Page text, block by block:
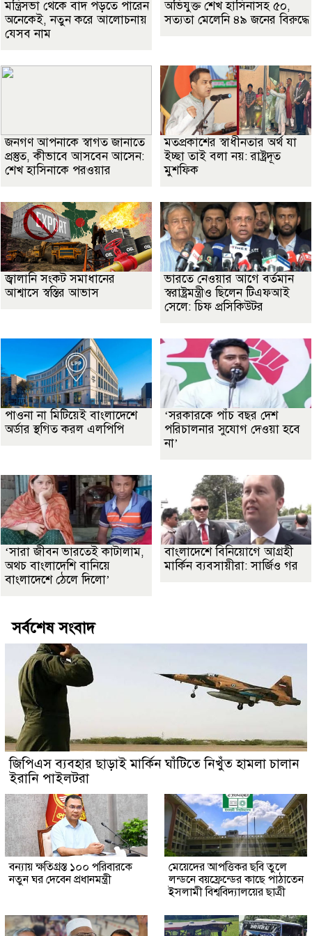
মন্ত্রিসভা থেকে বাদ পড়তে পারেন
অনেকেই, নতুন করে আলোচনায়
যেসব নাম
অভিযুক্ত শেখ হাসিনাসহ ৫০,
সত্যতা মেলেনি ৪৯ জনের বিরুদ্ধে
জনগণ আপনাকে স্বাগত জানাতে
প্রস্তুত, কীভাবে আসবেন আসেন:
শেখ হাসিনাকে পরওয়ার
মতপ্রকাশের স্বাধীনতার অর্থ যা
ইচ্ছা তাই বলা নয়: রাষ্ট্রদূত
মুশফিক
জ্বালানি সংকট সমাধানের
আশ্বাসে স্বস্তির আভাস
ভারতে নেওয়ার আগে বর্তমান
স্বরাষ্ট্রমন্ত্রীও ছিলেন টিএফআই
সেলে: চিফ প্রসিকিউটর
পাওনা না মিটিয়েই বাংলাদেশে
অর্ডার স্থগিত করল এলপিপি
‘সরকারকে পাঁচ বছর দেশ
পরিচালনার সুযোগ দেওয়া হবে
না’
‘সারা জীবন ভারতেই কাটালাম,
অথচ বাংলাদেশি বানিয়ে
বাংলাদেশে ঠেলে দিলো’
বাংলাদেশে বিনিয়োগে আগ্রহী
মার্কিন ব্যবসায়ীরা: সার্জিও গর
সর্বশেষ সংবাদ
জিপিএস ব্যবহার ছাড়াই মার্কিন ঘাঁটিতে নিখুঁত হামলা চালান
ইরানি পাইলটরা
বন্যায় ক্ষতিগ্রস্ত ১০০ পরিবারকে
নতুন ঘর দেবেন প্রধানমন্ত্রী
মেয়েদের আপত্তিকর ছবি তুলে
লন্ডনে বয়ফ্রেন্ডের কাছে পাঠাতেন
ইসলামী বিশ্ববিদ্যালয়ের ছাত্রী